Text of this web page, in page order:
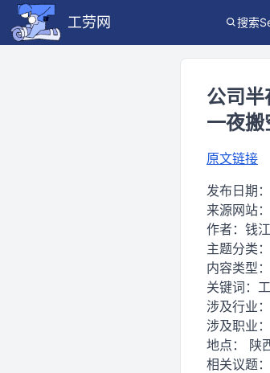
工劳网 搜索
公司
一夜搬
原文链接
发布日期：
来源网站：
作者： 钱
主题分类：
内容类型：
关键词：
涉及行业：
涉及职业：
地点： 陕
相关议题：